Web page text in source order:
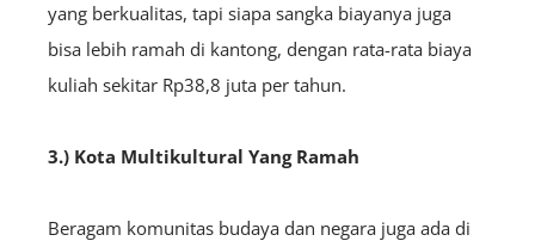
yang berkualitas, tapi siapa sangka biayanya juga
bisa lebih ramah di kantong, dengan rata-rata biaya
kuliah sekitar Rp38,8 juta per tahun.
3.) Kota Multikultural Yang Ramah
Beragam komunitas budaya dan negara juga ada di